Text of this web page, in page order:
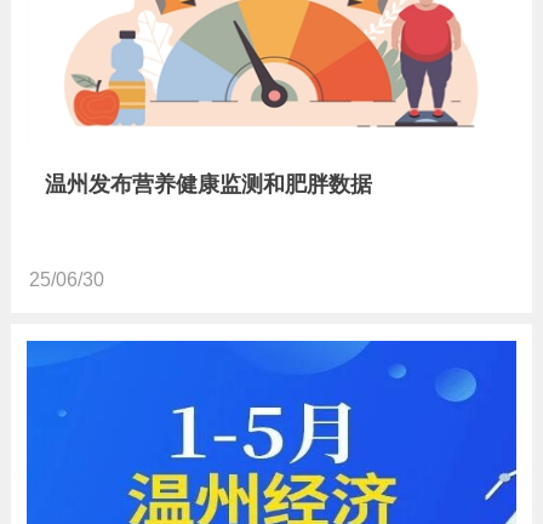
温州发布营养健康监测和肥胖数据
25/06/30